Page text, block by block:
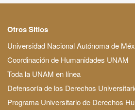
Otros Sitios
Universidad Nacional Autónoma de
Coordinación de Humanidades UNAM
Toda la UNAM en línea
Defensoría de los Derechos
Programa Universitario de Derechos